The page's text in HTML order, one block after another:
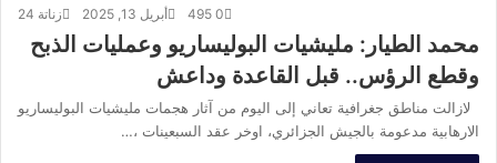
زناتة 24 أبريل 13, 2025 0
محمد الطيار: مليشيات البوليساريو وعمليات الذبح
وقطع الرؤس.. قبل القاعدة وداعش
لازالت مناطق جغرافية تعاني إلى اليوم من آثار هجمات مليشيات البوليساريو
الارهابية مدعومة بالجيش الجزائري، اوخر عقد السبعينات ،…